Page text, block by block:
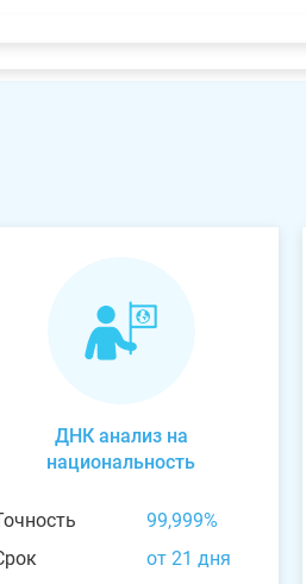
ДНК анализ на
национальность
99,999%
от 21 дня